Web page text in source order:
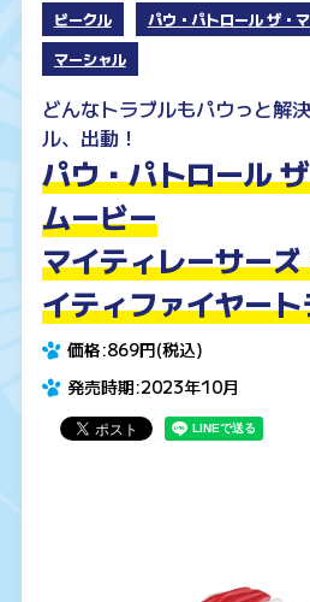
ビークル
パウ・パトロール ザ・
マーシャル
どんなトラブルもパウっと解
ル、出動！
パウ・パトロール
ムービー
マイティレーサー
イティファイヤー
価格:869円(税込)
発売時期:2023年10月